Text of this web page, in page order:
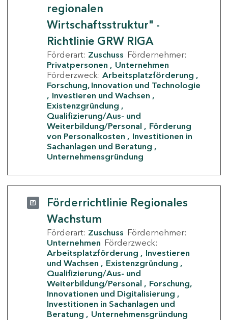
regionalen
Wirtschaftsstruktur" -
Richtlinie GRW RIGA
Förderart: Zuschuss Fördernehmer:
Privatpersonen
Unternehmen
Förderzweck: Arbeitsplatzförderung
Forschung, Innovation und Technologie
Investieren und Wachsen
Existenzgründung
Qualifizierung/Aus- und
Weiterbildung/Personal
Förderung
von Personalkosten
Investitionen in
Sachanlagen und Beratung
Unternehmensgründung
Förderrichtlinie Regionales
Wachstum
Förderart: Zuschuss Fördernehmer:
Unternehmen Förderzweck:
Arbeitsplatzförderung
Investieren
und Wachsen
Existenzgründung
Qualifizierung/Aus- und
Weiterbildung/Personal
Forschung,
Innovationen und Digitalisierung
Investitionen in Sachanlagen und
Beratung
Unternehmensgründung